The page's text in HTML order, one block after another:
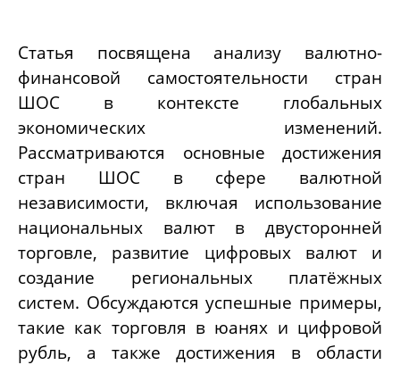
Статья посвящена анализу валютно-
финансовой самостоятельности стран
ШОС в контексте глобальных
экономических изменений.
Рассматриваются основные достижения
стран ШОС в сфере валютной
независимости, включая использование
национальных валют в двусторонней
торговле, развитие цифровых валют и
создание региональных платёжных
систем. Обсуждаются успешные примеры,
такие как торговля в юанях и цифровой
рубль, а также достижения в области